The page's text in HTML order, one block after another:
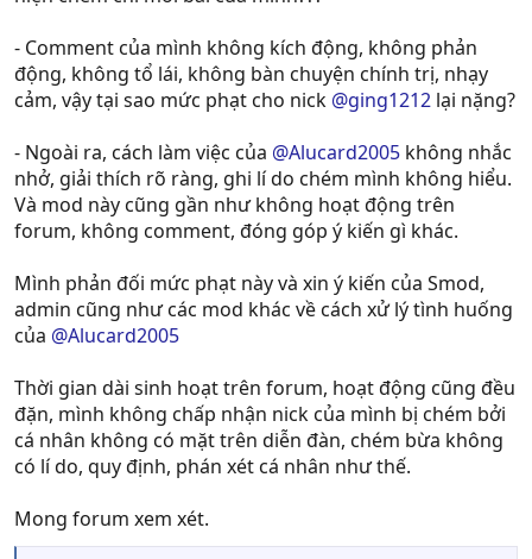
- Comment của mình không kích động, không phản
động, không tổ lái, không bàn chuyện chính trị, nhạy
cảm, vậy tại sao mức phạt cho nick @ging1212 lại nặng?
- Ngoài ra, cách làm việc của @Alucard2005 không nhắc
nhở, giải thích rõ ràng, ghi lí do chém mình không hiểu.
Và mod này cũng gần như không hoạt động trên
forum, không comment, đóng góp ý kiến gì khác.
Mình phản đối mức phạt này và xin ý kiến của Smod,
admin cũng như các mod khác về cách xử lý tình huống
của @Alucard2005
Thời gian dài sinh hoạt trên forum, hoạt động cũng đều
đặn, mình không chấp nhận nick của mình bị chém bởi
cá nhân không có mặt trên diễn đàn, chém bừa không
có lí do, quy định, phán xét cá nhân như thế.
Mong forum xem xét.